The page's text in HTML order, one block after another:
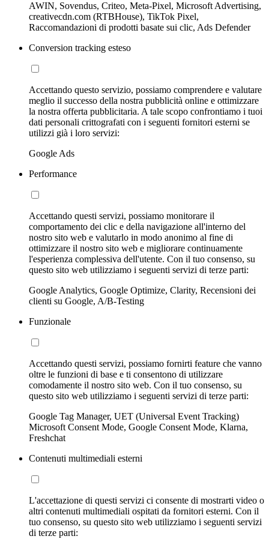
AWIN, Sovendus, Criteo, Meta-Pixel, Microsoft Advertising,
creativecdn.com (RTBHouse), TikTok Pixel,
Raccomandazioni di prodotti basate sui clic, Ads Defender
Conversion tracking esteso
Accettando questo servizio, possiamo comprendere e valutare
meglio il successo della nostra pubblicità online e ottimizzare
la nostra offerta pubblicitaria. A tale scopo confrontiamo i tuoi
dati personali crittografati con i seguenti fornitori esterni se
utilizzi già i loro servizi:
Google Ads
Performance
Accettando questi servizi, possiamo monitorare il
comportamento dei clic e della navigazione all'interno del
nostro sito web e valutarlo in modo anonimo al fine di
ottimizzare il nostro sito web e migliorare continuamente
l'esperienza complessiva dell'utente. Con il tuo consenso, su
questo sito web utilizziamo i seguenti servizi di terze parti:
Google Analytics, Google Optimize, Clarity, Recensioni dei
clienti su Google, A/B-Testing
Funzionale
Accettando questi servizi, possiamo fornirti feature che vanno
oltre le funzioni di base e ti consentono di utilizzare
comodamente il nostro sito web. Con il tuo consenso, su
questo sito web utilizziamo i seguenti servizi di terze parti:
Google Tag Manager, UET (Universal Event Tracking)
Microsoft Consent Mode, Google Consent Mode, Klarna,
Freshchat
Contenuti multimediali esterni
L'accettazione di questi servizi ci consente di mostrarti video o
altri contenuti multimediali ospitati da fornitori esterni. Con il
tuo consenso, su questo sito web utilizziamo i seguenti servizi
di terze parti: